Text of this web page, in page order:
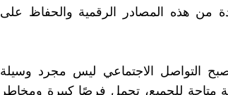
من هذه المصادر الرقمية والحفاظ على
التواصل الاجتماعي ليس مجرد وسيلة
متاحة للجميع، تحمل فرصًا كبيرة ومخاطر